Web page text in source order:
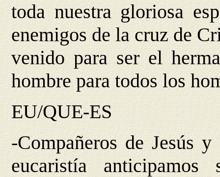
toda nuestra gloriosa
enemigos de la cruz de
venido para ser el
hombre para todos los
EU/QUE-ES
-Compañeros de Jesús
eucaristía